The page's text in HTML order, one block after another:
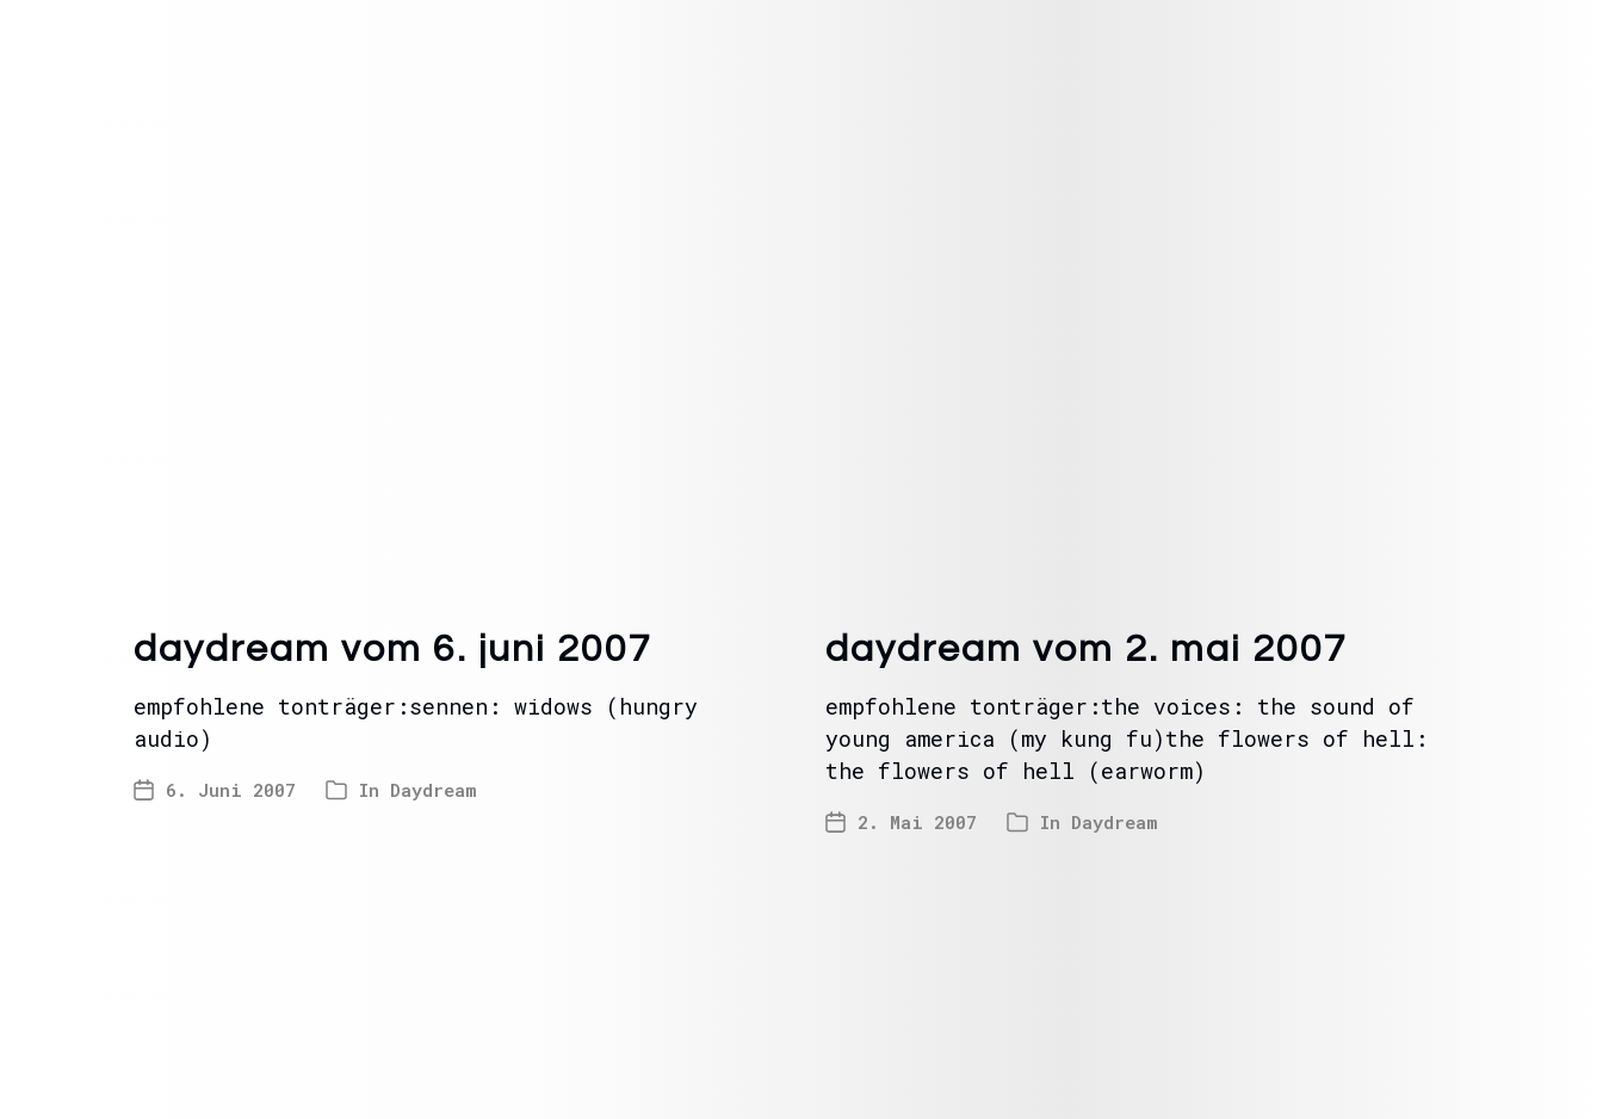
daydream vom 6. juni 2007
empfohlene tonträger:sennen: widows (hungry
audio)
6. Juni 2007 In Daydream
daydream vom 2. mai 2007
empfohlene tonträger:the voices: the sound of
young america (my kung fu)the flowers of hell:
the flowers of hell (earworm)
2. Mai 2007 In Daydream